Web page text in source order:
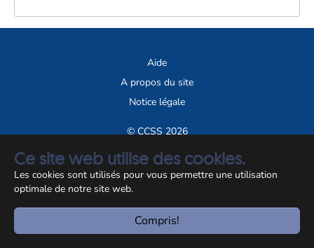
Ce site web utilise des cookies.
Les cookies sont utilisés pour vous permettre une utilisation
optimale de notre site web.
Compris!
Aide
A propos du site
Notice légale
© CCSS 2026